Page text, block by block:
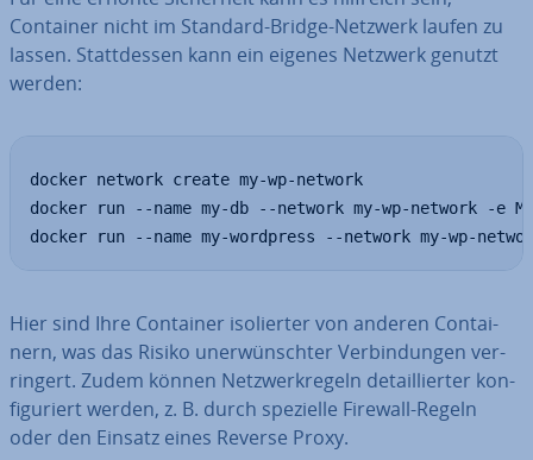
Container nicht im Standard-Bridge-Netzwerk laufen zu
lassen. Statt­des­sen kann ein eigenes Netzwerk genutzt
werden:
docker network create my-wp-network
docker run --name my-db --network my-wp-network -e
docker run --name my-wordpress --network my-wp-
Hier sind Ihre Container iso­lier­ter von anderen Con­tai­
nern, was das Risiko un­er­wünsch­ter Ver­bin­dun­gen ver­
rin­gert. Zudem können Netz­werk­re­geln de­tail­lier­ter kon­
fi­gu­riert werden, z. B. durch spezielle Firewall-Regeln
oder den Einsatz eines Reverse Proxy.